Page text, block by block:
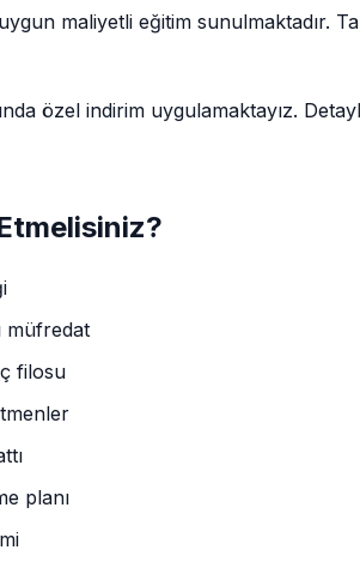
maliyetli eğitim sunulmaktadır.
özel indirim uygulamaktayız.
müfredat
filosu
planı